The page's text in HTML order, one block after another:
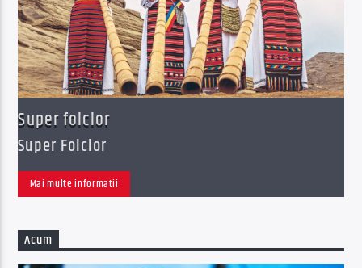
Supersonic Live
Super folclor
Super Folclor
Mai multe informatii
Acum